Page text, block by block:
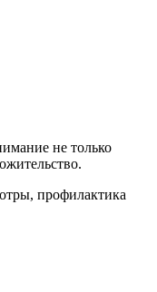
не только
профилактика